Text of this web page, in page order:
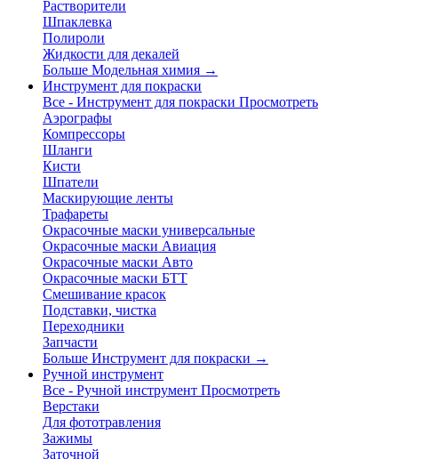
Растворители
Шпаклевка
Полироли
Жидкости для декалей
Больше Модельная химия →
Инструмент для покраски
Все - Инструмент для покраски Просмотреть
Аэрографы
Компрессоры
Шланги
Кисти
Шпатели
Маскирующие ленты
Трафареты
Окрасочные маски универсальные
Окрасочные маски Авиация
Окрасочные маски Авто
Окрасочные маски БТТ
Смешивание красок
Подставки, чистка
Переходники
Запчасти
Больше Инструмент для покраски →
Ручной инструмент
Все - Ручной инструмент Просмотреть
Верстаки
Для фототравления
Зажимы
Заточной